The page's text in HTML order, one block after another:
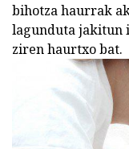
bihotza haurrak
lagunduta jakitun
ziren haurtxo bat.